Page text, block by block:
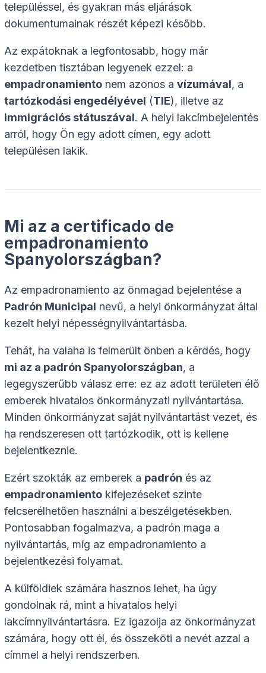
településsel, és gyakran más eljárások
dokumentumainak részét képezi később.
Az expátoknak a legfontosabb, hogy már
kezdetben tisztában legyenek ezzel: a
empadronamiento nem azonos a vízumával, a
tartózkodási engedélyével (TIE), illetve az
immigrációs státuszával. A helyi lakcímbejelentés
arról, hogy Ön egy adott címen, egy adott
településen lakik.
Mi az a certificado de
empadronamiento
Spanyolországban?
Az empadronamiento az önmagad bejelentése a
Padrón Municipal nevű, a helyi önkormányzat által
kezelt helyi népességnyilvántartásba.
Tehát, ha valaha is felmerült önben a kérdés, hogy
mi az a padrón Spanyolországban, a
legegyszerűbb válasz erre: ez az adott területen élő
emberek hivatalos önkormányzati nyilvántartása.
Minden önkormányzat saját nyilvántartást vezet, és
ha rendszeresen ott tartózkodik, ott is kellene
bejelentkeznie.
Ezért szokták az emberek a padrón és az
empadronamiento kifejezéseket szinte
felcserélhetően használni a beszélgetésekben.
Pontosabban fogalmazva, a padrón maga a
nyilvántartás, míg az empadronamiento a
bejelentkezési folyamat.
A külföldiek számára hasznos lehet, ha úgy
gondolnak rá, mint a hivatalos helyi
lakcímnyilvántartásra. Ez igazolja az önkormányzat
számára, hogy ott él, és összeköti a nevét azzal a
címmel a helyi rendszerben.